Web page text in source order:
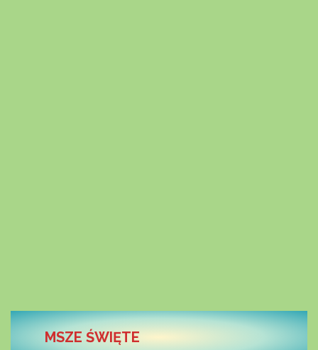
MSZE ŚWIĘTE